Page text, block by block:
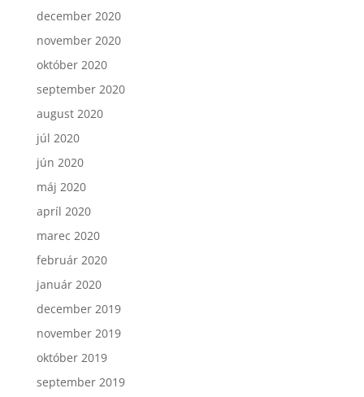
december 2020
november 2020
október 2020
september 2020
august 2020
júl 2020
jún 2020
máj 2020
apríl 2020
marec 2020
február 2020
január 2020
december 2019
november 2019
október 2019
september 2019